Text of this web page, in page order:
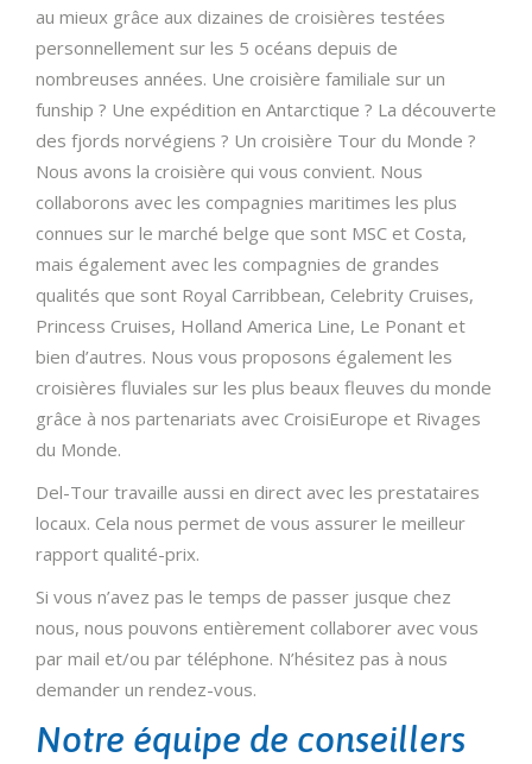
au mieux grâce aux dizaines de croisières testées
personnellement sur les 5 océans depuis de
nombreuses années. Une croisière familiale sur un
funship ? Une expédition en Antarctique ? La découverte
des fjords norvégiens ? Un croisière Tour du Monde ?
Nous avons la croisière qui vous convient. Nous
collaborons avec les compagnies maritimes les plus
connues sur le marché belge que sont MSC et Costa,
mais également avec les compagnies de grandes
qualités que sont Royal Carribbean, Celebrity Cruises,
Princess Cruises, Holland America Line, Le Ponant et
bien d’autres. Nous vous proposons également les
croisières fluviales sur les plus beaux fleuves du monde
grâce à nos partenariats avec CroisiEurope et Rivages
du Monde.
Del-Tour travaille aussi en direct avec les prestataires
locaux. Cela nous permet de vous assurer le meilleur
rapport qualité-prix.
Si vous n’avez pas le temps de passer jusque chez
nous, nous pouvons entièrement collaborer avec vous
par mail et/ou par téléphone. N’hésitez pas à nous
demander un rendez-vous.
Notre équipe de conseillers